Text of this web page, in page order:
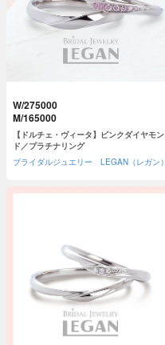
W/275000
M/165000
【ドルチェ・ヴィータ】ピンクダイヤモン
ド／プラチナリング
ブライダルジュエリー LEGAN（レガン）